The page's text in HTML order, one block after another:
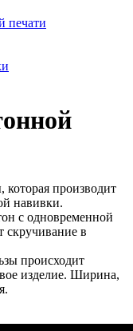
печати
производит
навивки.
с одновременной
скручивание в
происходит
изделие. Ширина,